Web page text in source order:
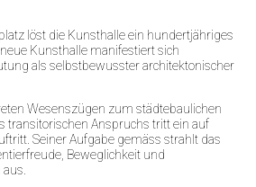
löst die Kunsthalle ein hundertjähriges
Kunsthalle manifestiert sich
als selbstbewusster architektonischer
Wesenszügen zum städtebaulichen
transitorischen Anspruchs tritt ein auf
Seiner Aufgabe gemäss strahlt das
Beweglichkeit und